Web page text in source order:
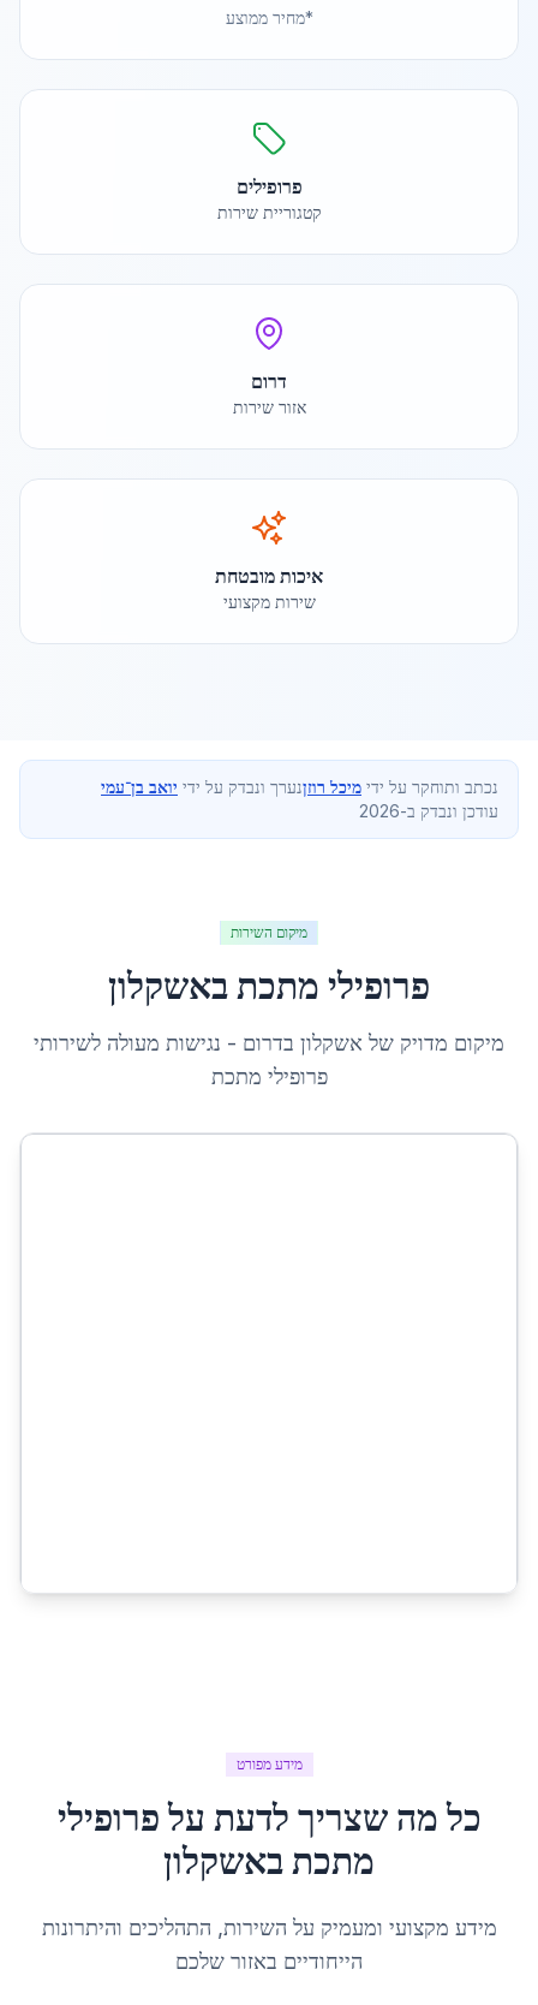
*מחיר ממוצע
פרופילים
קטגוריית שירות
דרום
אזור שירות
איכות מובטחת
שירות מקצועי
נכתב ותוחקר על ידי מיכל רוזןנערך ונבדק על ידי יואב בן־עמי
עודכן ונבדק ב-2026
מיקום השירות
פרופילי מתכת באשקלון
מיקום מדויק של אשקלון בדרום - נגישות מעולה לשירותי
פרופילי מתכת
מידע מפורט
כל מה שצריך לדעת עלפרופילי
מתכת באשקלון
מידע מקצועי ומעמיק על השירות, התהליכים והיתרונות
הייחודיים באזור שלכם